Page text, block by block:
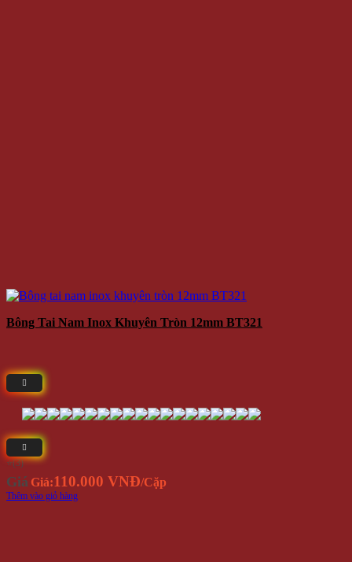
Bông Tai Nam Inox Khuyên Tròn 12mm BT321
⭐(3)
Giá Giá:110.000 VNĐ/Cặp
Thêm vào giỏ hàng